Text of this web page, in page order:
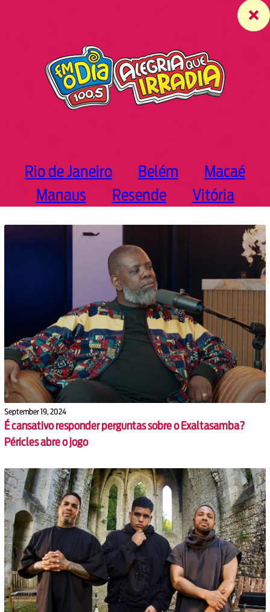
Rio de Janeiro Belém
Macaé
Manaus
Resende Vitória
September 19, 2024
É cansativo responder perguntas sobre o Exaltasamba?
Péricles abre o jogo